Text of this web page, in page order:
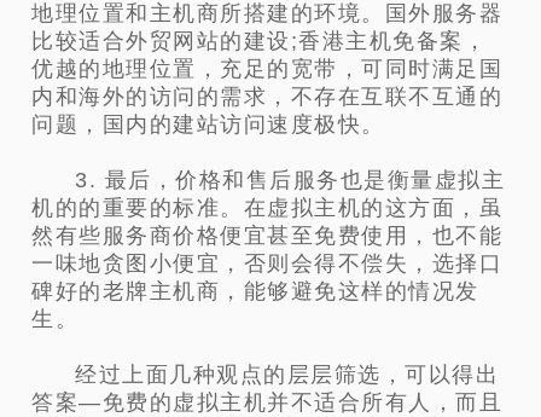
地理位置和主机商所搭建的环境。国外服务器
比较适合外贸网站的建设;香港主机免备案，
优越的地理位置，充足的宽带，可同时满足国
内和海外的访问的需求，不存在互联不互通的
问题，国内的建站访问速度极快。
3. 最后，价格和售后服务也是衡量虚拟主
机的的重要的标准。在虚拟主机的这方面，虽
然有些服务商价格便宜甚至免费使用，也不能
一味地贪图小便宜，否则会得不偿失，选择口
碑好的老牌主机商，能够避免这样的情况发
生。
经过上面几种观点的层层筛选，可以得出
答案—免费的虚拟主机并不适合所有人，而且